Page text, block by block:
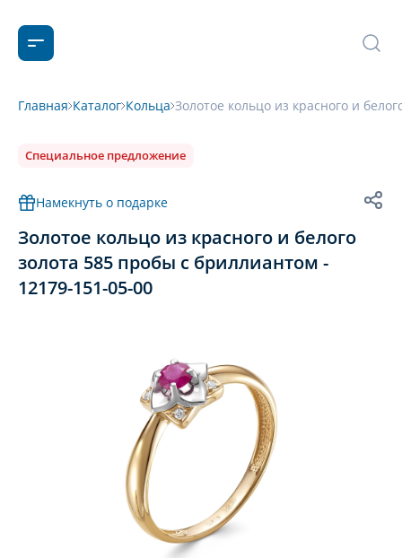
Главная Каталог Кольца Золотое кольцо из красного и
Специальное предложение
Намекнуть о подарке
Золотое кольцо из красного и белого
золота 585 пробы с бриллиантом -
12179-151-05-00